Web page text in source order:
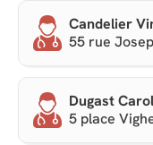
Candelier
55 rue
Dugast
5 place